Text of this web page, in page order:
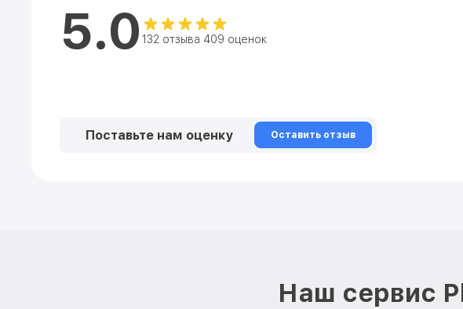
5.0 132 отзыва 409 оценок
Поставьте нам оценку Оставить отзыв
Наш сервис